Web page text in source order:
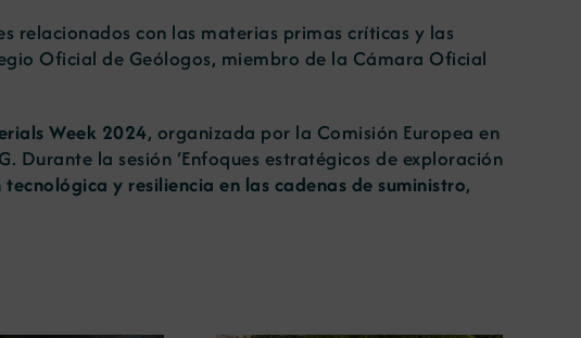
relacionados con las materias primas críticas y las
Oficial de Geólogos, miembro de la Cámara Oficial
Week 2024, organizada por la Comisión Europea en
Durante la sesión ‘Enfoques estratégicos de exploración
y resiliencia en las cadenas de suministro,